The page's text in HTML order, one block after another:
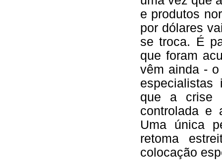
e produtos
por dólares
se troca. É
que foram
vêm ainda -
especialistas
que a crise
controlada e
Uma única
retoma
colocação